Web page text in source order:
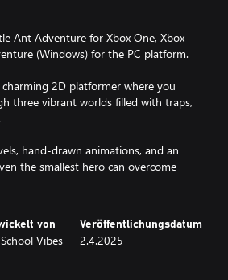
Ant Adventure for Xbox One, Xbox
(Windows) for the PC platform.
2D platformer where you
three vibrant worlds filled with traps,
hand-drawn animations, and an
the smallest hero can overcome
von
Vibes
Veröffentlichungsdatum
2.4.2025